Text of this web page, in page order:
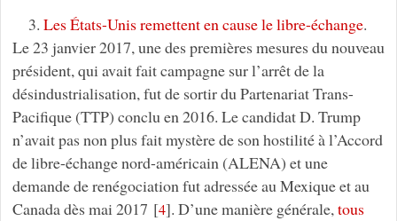
3. Les États-Unis remettent en cause le libre-échange.
Le 23 janvier 2017, une des premières mesures du nouveau
président, qui avait fait campagne sur l’arrêt de la
désindustrialisation, fut de sortir du Partenariat Trans-
Pacifique (TTP) conclu en 2016. Le candidat D. Trump
n’avait pas non plus fait mystère de son hostilité à l’Accord
de libre-échange nord-américain (ALENA) et une
demande de renégociation fut adressée au Mexique et au
Canada dès mai 2017 [4]. D’une manière générale,tous